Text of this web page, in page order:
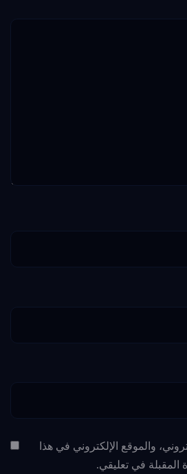
والموقع الإلكتروني في هذا
المقبلة في تعليقي.